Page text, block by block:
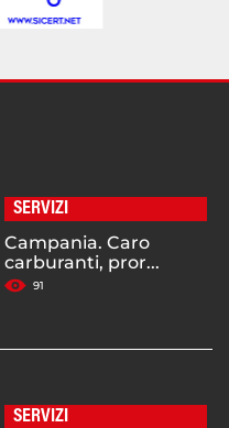
SERVIZI
Campania. Caro
carburanti, pror...
91
SERVIZI